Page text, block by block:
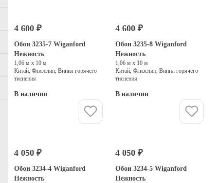
4 600 ₽
Обои 3235-7 Wiganford
Нежность
1,06 м х 10 м
Китай, Флизелин, Винил горячего
тиснения
В наличии
4 600 ₽
Обои 3235-8 Wiganford
Нежность
1,06 м х 10 м
Китай, Флизелин, Винил горячего
тиснения
В наличии
4 050 ₽
Обои 3234-4 Wiganford
Нежность
4 050 ₽
Обои 3234-5 Wiganford
Нежность